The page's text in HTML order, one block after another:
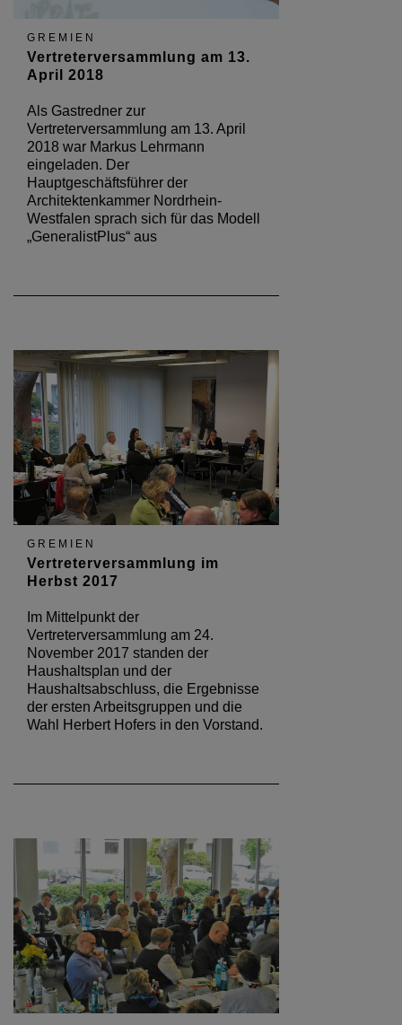
GREMIEN
Vertreterversammlung am 13.
April 2018
Als Gastredner zur
Vertreterversammlung am 13. April
2018 war Markus Lehrmann
eingeladen. Der
Hauptgeschäftsführer der
Architektenkammer Nordrhein-
Westfalen sprach sich für das Modell
„GeneralistPlus“ aus
GREMIEN
Vertreterversammlung im
Herbst 2017
Im Mittelpunkt der
Vertreterversammlung am 24.
November 2017 standen der
Haushaltsplan und der
Haushaltsabschluss, die Ergebnisse
der ersten Arbeitsgruppen und die
Wahl Herbert Hofers in den Vorstand.